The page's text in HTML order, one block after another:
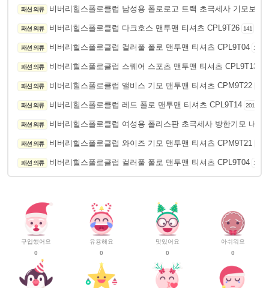
패션 의류 비버리힐스폴로클럽 남성용 폴로로고 트랙 초극세사 기모보온
패션 의류 비버리힐스폴로클럽 다크호스 맨투맨 티셔츠 CPL9T26 141
패션 의류 비버리힐스폴로클럽 컬러풀 폴로 맨투맨 티셔츠 CPL9T04 197
패션 의류 비버리힐스폴로클럽 스퀘어 스포츠 맨투맨 티셔츠 CPL9T13
패션 의류 비버리힐스폴로클럽 앨비스 기모 맨투맨 티셔츠 CPM9T22
패션 의류 비버리힐스폴로클럽 레드 폴로 맨투맨 티셔츠 CPL9T14 201
패션 의류 비버리힐스폴로클럽 여성용 폴리스판 초극세사 방한기모 내의
패션 의류 비버리힐스폴로클럽 와이즈 기모 맨투맨 티셔츠 CPM9T21
패션 의류 비버리힐스폴로클럽 컬러풀 폴로 맨투맨 티셔츠 CPL9T04 132
구입했어요
0
유용해요
0
맛있어요
0
아쉬워요
0